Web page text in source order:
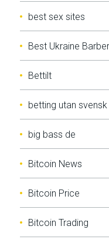
best sex sites
Best Ukraine
Bettilt
betting utan
big bass de
Bitcoin News
Bitcoin Price
Bitcoin Trading